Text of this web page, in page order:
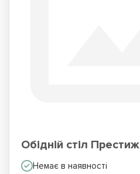
Обідній стіл Престиж
Немає в наявності